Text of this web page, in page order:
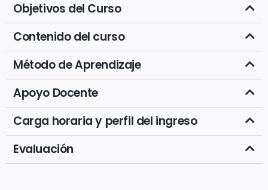
Objetivos del Curso
Contenido del curso
Método de Aprendizaje
Apoyo Docente
Carga horaria y perfil del ingreso
Evaluación